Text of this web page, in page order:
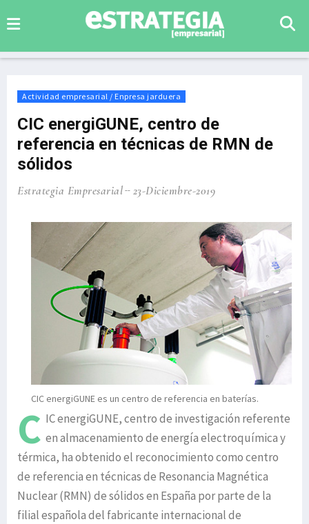
Actividad empresarial / Enpresa jarduera
CIC energiGUNE, centro de
referencia en técnicas de RMN de
sólidos
Estrategia Empresarial 23-Diciembre-2019
CIC energiGUNE es un centro de referencia en baterías.
C IC energiGUNE, centro de investigación referente
en almacenamiento de energía electroquímica y
térmica, ha obtenido el reconocimiento como centro
de referencia en técnicas de Resonancia Magnética
Nuclear (RMN) de sólidos en España por parte de la
filial española del fabricante internacional de